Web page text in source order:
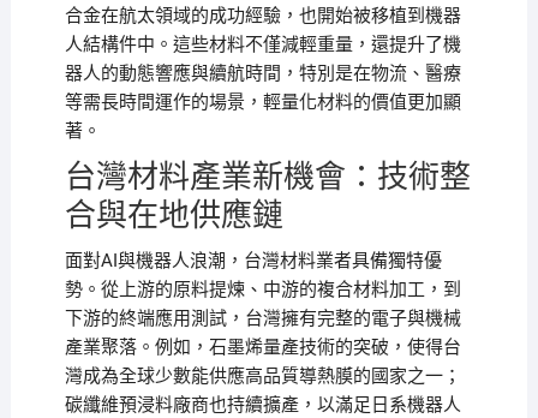
合金在航太領域的成功經驗，也開始被移植到機器
人結構件中。這些材料不僅減輕重量，還提升了機
器人的動態響應與續航時間，特別是在物流、醫療
等需長時間運作的場景，輕量化材料的價值更加顯
著。
台灣材料產業新機會：技術整
合與在地供應鏈
面對AI與機器人浪潮，台灣材料業者具備獨特優
勢。從上游的原料提煉、中游的複合材料加工，到
下游的終端應用測試，台灣擁有完整的電子與機械
產業聚落。例如，石墨烯量產技術的突破，使得台
灣成為全球少數能供應高品質導熱膜的國家之一；
碳纖維預浸料廠商也持續擴產，以滿足日系機器人